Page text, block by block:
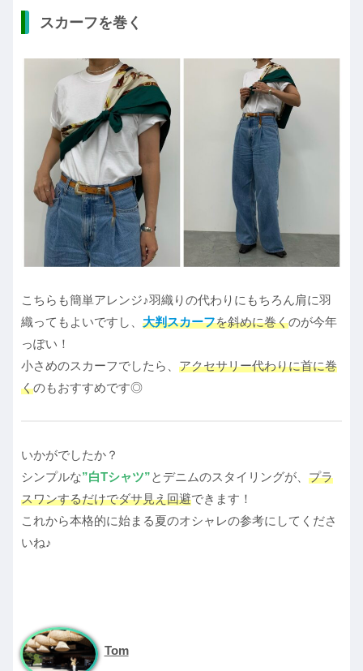
スカーフを巻く
こちらも簡単アレンジ♪羽織りの代わりにもちろん肩に羽
織ってもよいですし、 大判スカーフを斜めに巻くのが今年
っぽい！
小さめのスカーフでしたら、 アクセサリー代わりに首に巻
くのもおすすめです◎
いかがでしたか？
シンプルな”白Tシャツ”とデニムのスタイリングが、 プラ
スワンするだけでダサ見え回避できます！
これから本格的に始まる夏のオシャレの参考にしてくださ
いね♪
Tom